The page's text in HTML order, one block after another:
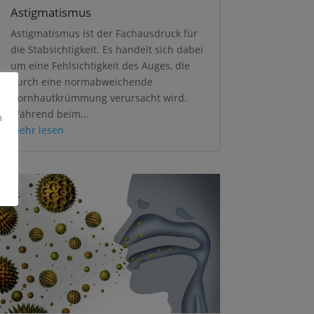
Astigmatismus
Astigmatismus ist der Fachausdruck für
die Stabsichtigkeit. Es handelt sich dabei
um eine Fehlsichtigkeit des Auges, die
durch eine normabweichende
Hornhautkrümmung verursacht wird.
Während beim...
mehr lesen